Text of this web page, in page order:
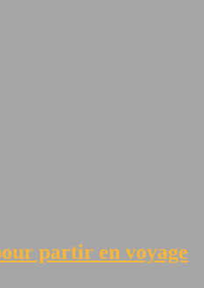
partir en voyage